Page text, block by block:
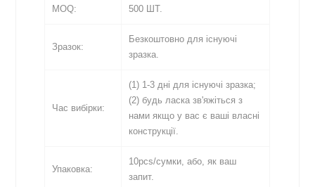
MOQ: 500 ШТ.
Зразок:
Безкоштовно для існуючі
зразка.
Час вибірки:
(1) 1-3 дні для існуючі зразка;
(2) будь ласка зв'яжіться з
нами якщо у вас є ваші власні
конструкції.
Упаковка:
10pcs/сумки, або, як ваш
запит.